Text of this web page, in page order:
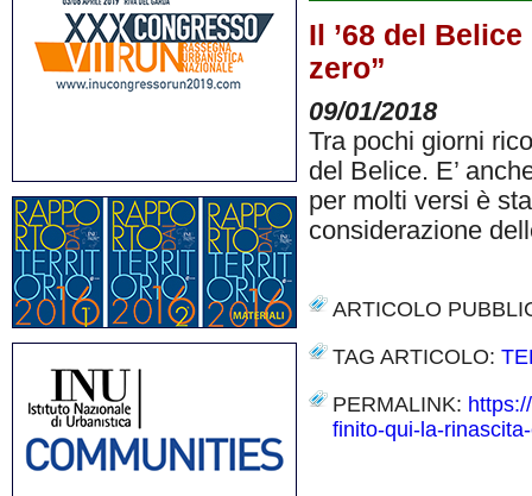
Il ’68 del
zero”
09/01/2018
Tra pochi giorni
del Belice. E’
per molti versi è
considerazione
ARTICOLO
TAG ARTICOLO:
PERMALINK:
finito-qui-la-